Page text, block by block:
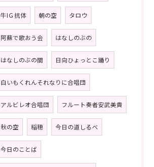
牛IＧ抗体 朝の空 タロウ
阿蘇で歌おう会 はなしのぶの
はなしのぶの間 日向ひょっとこ踊り
白いもくれんそれなりに合唱団
アルビレオ合唱団 フルート奏者安武美貴
秋の空 稲穂 今日の道しるべ
今日のことば